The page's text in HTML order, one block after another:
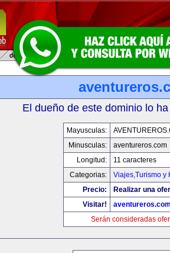
El dueño de este dominio lo
Mayusculas:
Minusculas:
aventureros.com
Longitud:
11 caracteres
Categorias:
Viajes,Turismo y
Precio:
Realizar una
Visitar!
Serán consideradas